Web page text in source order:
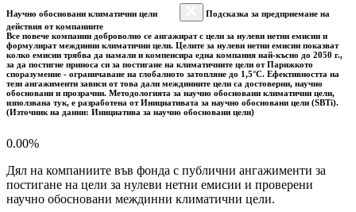
Научно обосновани климатични цели
Подсказка за предприемане на
действия от компаниите
Все повече компании доброволно се ангажират с цели за нулеви нетни емисии и
формулират междинни климатични цели. Целите за нулеви нетни емисии показват
колко емисии трябва да намали и компенсира една компания най-късно до 2050 г.,
за да постигне приноса си за постигане на климатичните цели от Парижкото
споразумение - ограничаване на глобалното затопляне до 1,5°C. Ефективността на
тези ангажименти зависи от това дали междинните цели са достоверни, научно
обосновани и прозрачни. Методологията за научно обосновани климатични цели,
използвана тук, е разработена от Инициативата за научно обосновани цели (SBTi).
(Източник на данни: Инициатива за научно обосновани цели)
0.00%
Дял на компаниите във фонда с публични ангажименти за
постигане на цели за нулеви нетни емисии и проверени
научно обосновани междинни климатични цели.